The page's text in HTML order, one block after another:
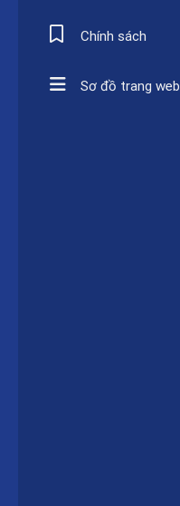
Chính sách
Sơ đồ trang web